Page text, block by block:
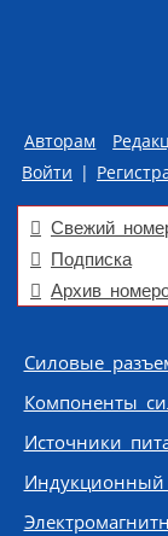
Авторам
Войти |
Свежий
Подписка
Архив
Skip to content
Силовые
Компоненты
Источники
Индукционный